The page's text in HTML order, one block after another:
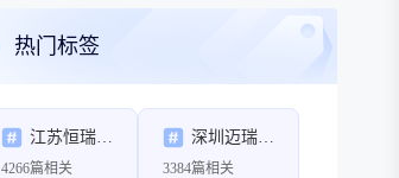
热门标签
江苏恒瑞医药股份有限公司
4266篇相关
深圳迈瑞生物医疗电子股份有限公司
3384篇相关